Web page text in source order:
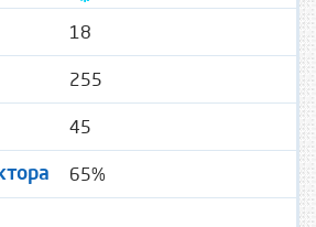
18
255
45
65%